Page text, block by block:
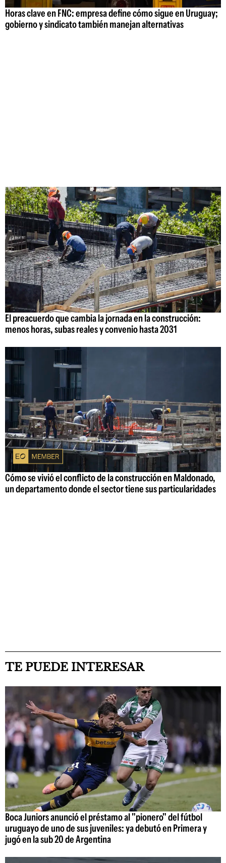
Horas clave en FNC: empresa define cómo sigue en Uruguay;
gobierno y sindicato también manejan alternativas
El preacuerdo que cambia la jornada en la construcción:
menos horas, subas reales y convenio hasta 2031
Cómo se vivió el conflicto de la construcción en Maldonado,
un departamento donde el sector tiene sus particularidades
TE PUEDE INTERESAR
Boca Juniors anunció el préstamo al "pionero" del fútbol
uruguayo de uno de sus juveniles: ya debutó en Primera y
jugó en la sub 20 de Argentina